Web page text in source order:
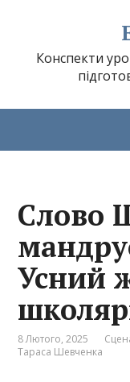
Конспекти
Слово
Усний
8 Лютого, 2025
Тараса Шевченка